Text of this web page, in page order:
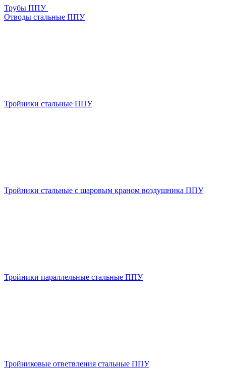
Трубы ППУ
Отводы стальные ППУ
Тройники стальные ППУ
Тройники стальные с шаровым краном воздушника ППУ
Тройники параллельные стальные ППУ
Тройниковые ответвления стальные ППУ